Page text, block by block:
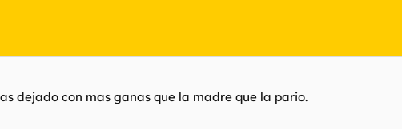
dejado con mas ganas que la madre que la pario.